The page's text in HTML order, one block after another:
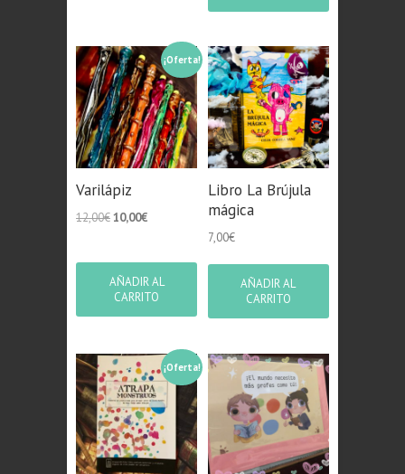
¡Oferta!
Varilápiz
12,00€El
12,00€.
10,00€El
10,00€.
AÑADIR AL
CARRITO
Libro La Brújula
mágica
7,00€
AÑADIR AL
CARRITO
¡Oferta!